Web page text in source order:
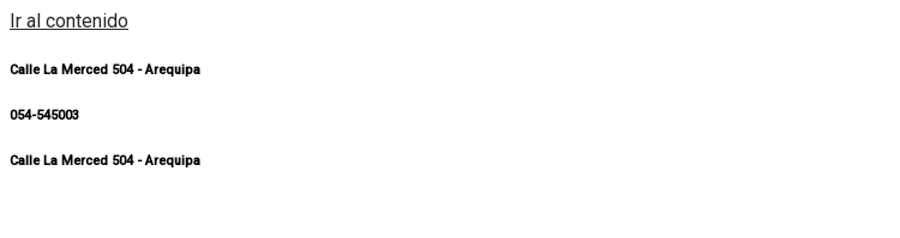
Ir al contenido
Calle La Merced 504 - Arequipa
054-545003
Calle La Merced 504 - Arequipa